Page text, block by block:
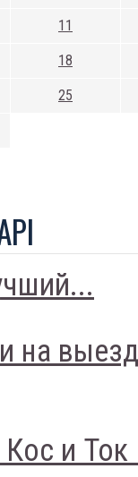
11
18
25
на
и